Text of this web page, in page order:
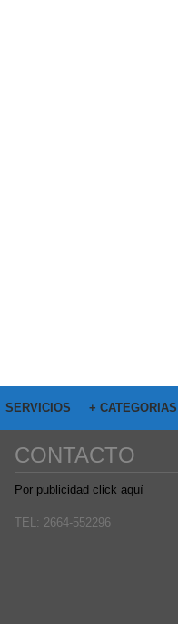
SERVICIOS + CATEGORIAS
CONTACTO
Por publicidad click aquí
TEL: 2664-552296